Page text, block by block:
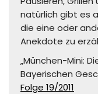
natürlich gibt es
die eine oder
Anekdote zu
„München-Mini:
Bayerischen
Folge 19/2011